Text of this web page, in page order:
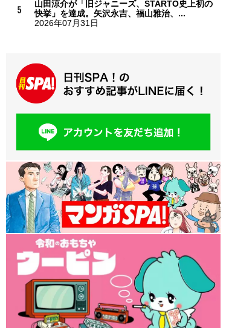
山田涼介が「旧ジャニーズ、STARTO史上初の
快挙」を達成。矢沢永吉、福山雅治、...
2026年07月31日